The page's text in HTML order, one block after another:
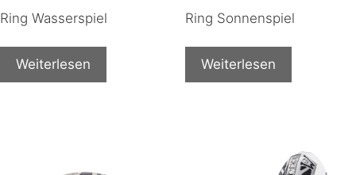
Ring Wasserspiel
Weiterlesen
Ring Sonnenspiel
Weiterlesen